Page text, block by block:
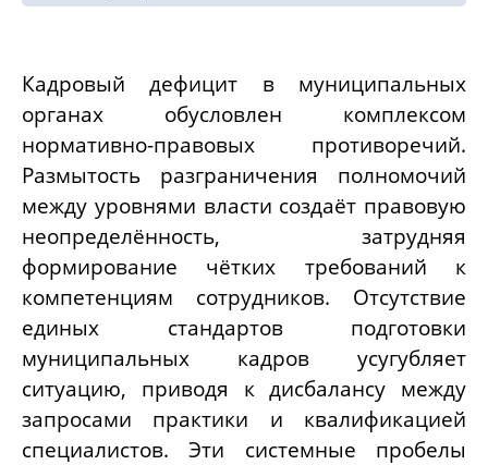
Кадровый дефицит в муниципальных
органах обусловлен комплексом
нормативно-правовых противоречий.
Размытость разграничения полномочий
между уровнями власти создаёт правовую
неопределённость, затрудняя
формирование чётких требований к
компетенциям сотрудников. Отсутствие
единых стандартов подготовки
муниципальных кадров усугубляет
ситуацию, приводя к дисбалансу между
запросами практики и квалификацией
специалистов. Эти системные пробелы